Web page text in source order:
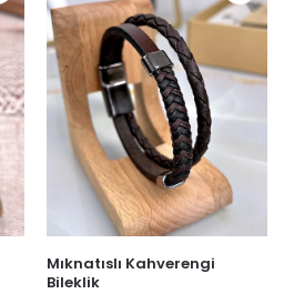
Mıknatıslı Kahverengi
Bileklik